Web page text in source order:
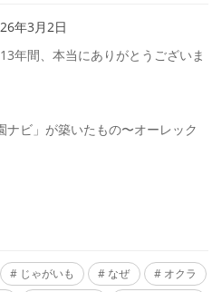
年3月2日
年間、本当にありがとうございま
ビ」が築いたもの〜オーレック
じゃがいも なぜ
オクラ